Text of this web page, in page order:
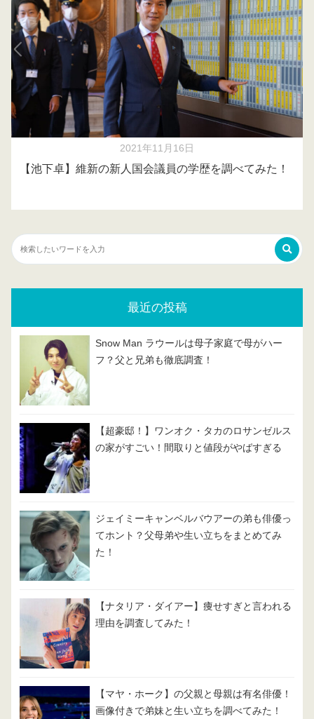
2021年11月16日
【池下卓】維新の新人国会議員の学歴を調べてみた！
最近の投稿
Snow Man ラウールは母子家庭で母がハー
フ？父と兄弟も徹底調査！
【超豪邸！】ワンオク・タカのロサンゼルス
の家がすごい！間取りと値段がやばすぎる
ジェイミーキャンベルバウアーの弟も俳優っ
てホント？父母弟や生い立ちをまとめてみ
た！
【ナタリア・ダイアー】痩せすぎと言われる
理由を調査してみた！
【マヤ・ホーク】の父親と母親は有名俳優！
画像付きで弟妹と生い立ちを調べてみた！